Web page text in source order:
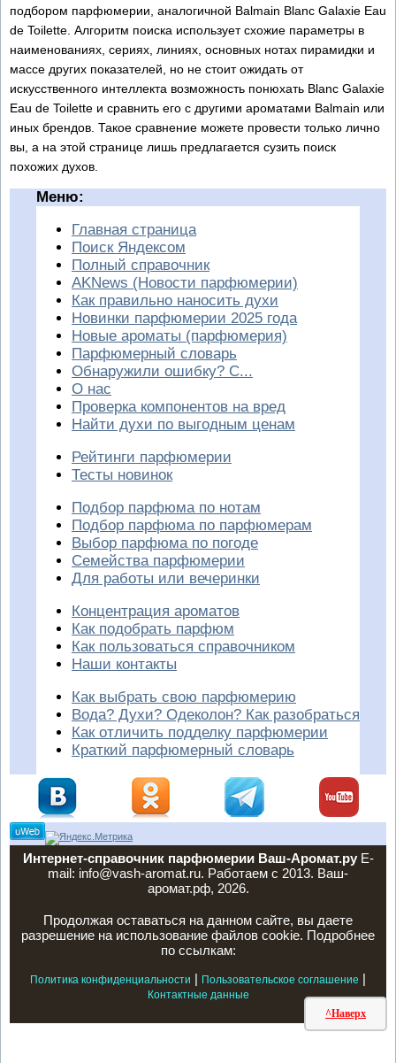
подбором парфюмерии, аналогичной Balmain Blanc Galaxie Eau
de Toilette. Алгоритм поиска использует схожие параметры в
наименованиях, сериях, линиях, основных нотах пирамидки и
массе других показателей, но не стоит ожидать от
искусственного интеллекта возможность понюхать Blanc Galaxie
Eau de Toilette и сравнить его с другими ароматами Balmain или
иных брендов. Такое сравнение можете провести только лично
вы, а на этой странице лишь предлагается сузить поиск
похожих духов.
^Наверх
Меню:
Главная страница
Поиск Яндексом
Полный справочник
AKNews (Новости парфюмерии)
Как правильно наносить духи
Новинки парфюмерии 2025 года
Новые ароматы (парфюмерия)
Парфюмерный словарь
Обнаружили ошибку? С...
О нас
Проверка компонентов на вред
Найти духи по выгодным ценам
Рейтинги парфюмерии
Тесты новинок
Подбор парфюма по нотам
Подбор парфюма по парфюмерам
Выбор парфюма по погоде
Семейства парфюмерии
Для работы или вечеринки
Концентрация ароматов
Как подобрать парфюм
Как пользоваться справочником
Наши контакты
Как выбрать свою парфюмерию
Вода? Духи? Одеколон? Как разобраться
Как отличить подделку парфюмерии
Краткий парфюмерный словарь
Интернет-справочник парфюмерии Ваш-Аромат.руE-
mail: info@vash-aromat.ru. Работаем с 2013. Ваш-
аромат.рф, 2026.
Продолжая оставаться на данном сайте, вы даете
разрешение на использование файлов cookie. Подробнее
по ссылкам:
Политика конфиденциальности | Пользовательское соглашение |
Контактные данные